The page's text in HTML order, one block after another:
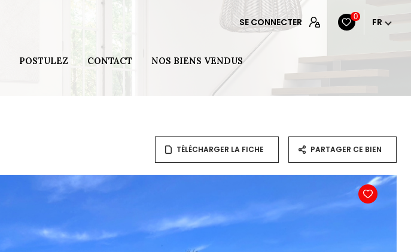
SE CONNECTER 0 FR
POSTULEZ CONTACT NOS BIENS VENDUS
TÉLÉCHARGER LA FICHE PARTAGER CE BIEN